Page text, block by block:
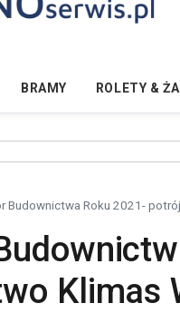
BRAMY ROLETY &
Budownictwa Roku 2021-
Klimas